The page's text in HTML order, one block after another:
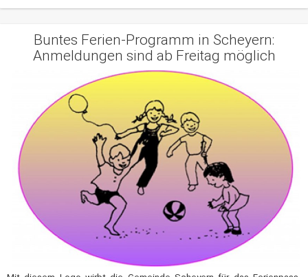
Buntes Ferien-Programm in Scheyern:
Anmeldungen sind ab Freitag möglich